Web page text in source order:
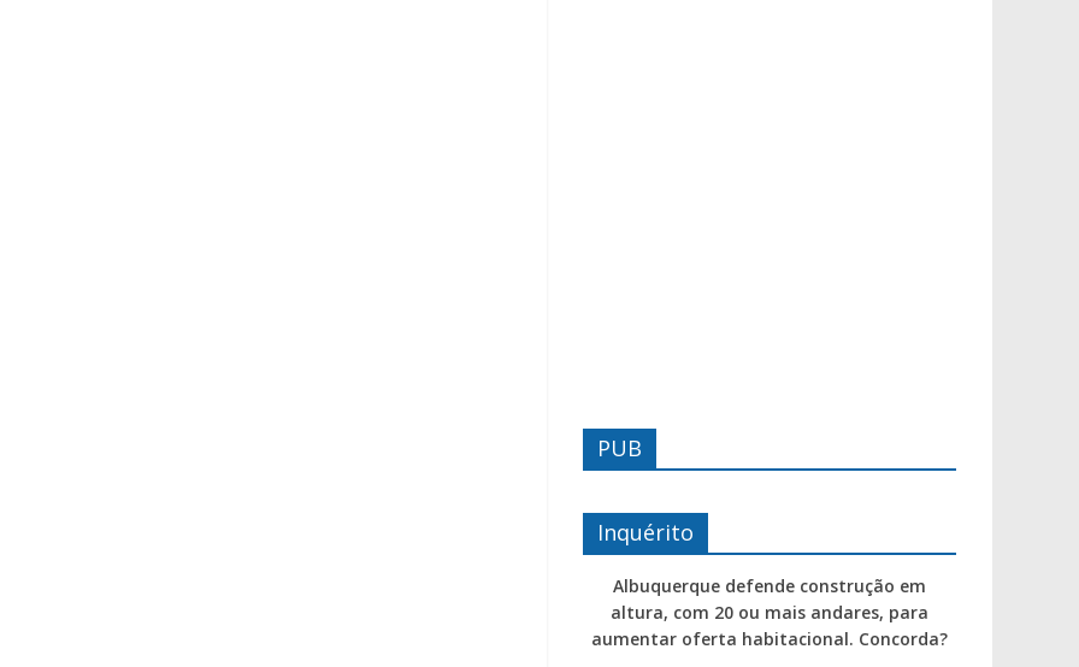
PUB
Inquérito
Albuquerque defende construção em
altura, com 20 ou mais andares, para
aumentar oferta habitacional. Concorda?